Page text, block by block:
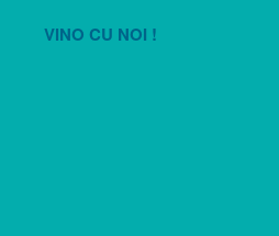
VINO CU NOI !